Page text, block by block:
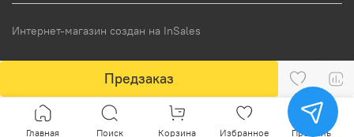
Предзаказ
Интернет-магазин создан на InSales
Главная Поиск Корзина Избранное Профиль